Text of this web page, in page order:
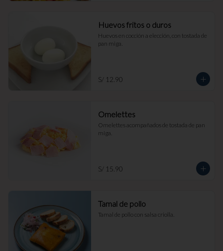
Huevos fritos o duros
Huevos en cocción a elección, con tostada de
pan miga.
S/ 12.90
Omelettes
Omelettes acompañados de tostada de pan
miga.
S/ 15.90
Tamal de pollo
Tamal de pollo con salsa criolla.